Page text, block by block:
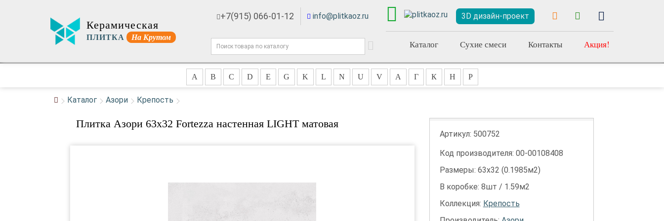
Керамическая
ПЛИТКА На Крутом
+7(915) 066-01-12 info@plitkaoz.ru 3D дизайн-проект
Каталог Сухие смеси Контакты Акция!
A B C D E G K L N U V А Г К Н Р
Каталог Азори Крепость
Плитка Азори 63x32 Fortezza настенная LIGHT матовая
Артикул: 500752
Код производителя: 00-00108408
Размеры: 63х32 (0.1985м2)
В коробке: 8шт / 1.59м2
Коллекция: Крепость